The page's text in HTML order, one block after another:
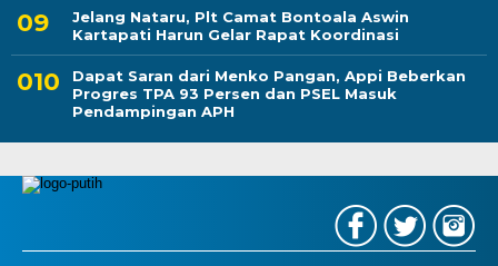
Jelang Nataru, Plt Camat Bontoala Aswin
Kartapati Harun Gelar Rapat Koordinasi
Dapat Saran dari Menko Pangan, Appi Beberkan
Progres TPA 93 Persen dan PSEL Masuk
Pendampingan APH